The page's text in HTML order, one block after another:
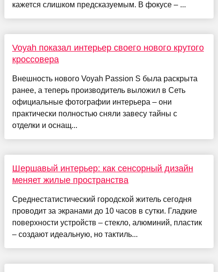
кажется слишком предсказуемым. В фокусе – ...
Voyah показал интерьер своего нового крутого
кроссовера
Внешность нового Voyah Passion S была раскрыта
ранее, а теперь производитель выложил в Сеть
официальные фотографии интерьера – они
практически полностью сняли завесу тайны с
отделки и оснащ...
Шершавый интерьер: как сенсорный дизайн
меняет жилые пространства
Среднестатистический городской житель сегодня
проводит за экранами до 10 часов в сутки. Гладкие
поверхности устройств – стекло, алюминий, пластик
– создают идеальную, но тактиль...